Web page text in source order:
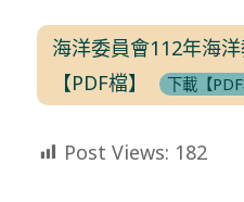
海洋委員會112年海
【PDF檔】
下載【PDF
Post Views: 182